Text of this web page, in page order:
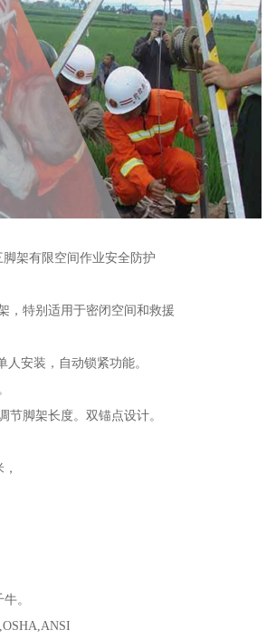
架有限空间作业安全防护
，特别适用于密闭空间和救援
人安装，自动锁紧功能。
节脚架长度。双锚点设计。
。